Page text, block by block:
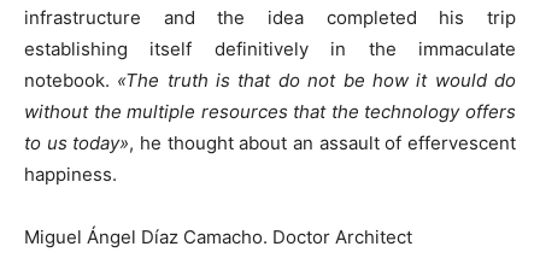
infrastructure and the idea completed his trip
establishing itself definitively in the immaculate
notebook. «The truth is that do not be how it would do
without the multiple resources that the technology offers
to us today», he thought about an assault of effervescent
happiness.
Miguel Ángel Díaz Camacho. Doctor Architect